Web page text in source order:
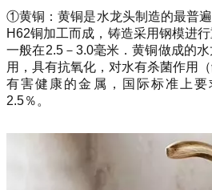
①黄铜：黄铜是水龙头制造的最普
H62铜加工而成，铸造采用钢模进
一般在2.5－3.0毫米．黄铜做成的
用，具有抗氧化，对水有杀菌作用
有害健康的金属，国际标准上
2.5％。